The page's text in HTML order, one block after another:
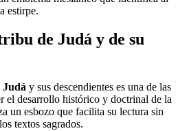
estirpe.
de Judá y de su
y sus descendientes es una de las
el desarrollo histórico y doctrinal de la
un esbozo que facilita su lectura sin
textos sagrados.